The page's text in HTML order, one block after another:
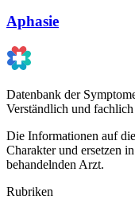
Aphasie
Datenbank der
Verständlich und
Die Informationen auf
Charakter und ersetzen
behandelnden Arzt.
Rubriken